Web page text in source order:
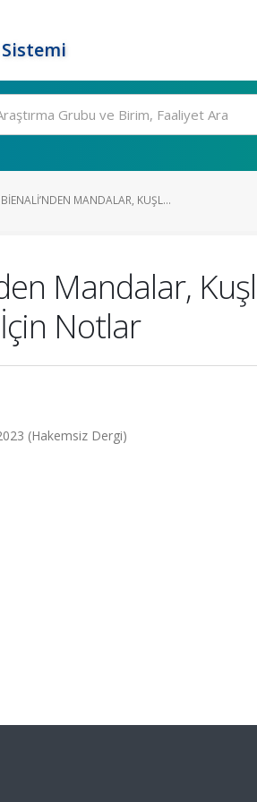
MANDALAR, KUŞL...
Mandalar,
Notlar
(Hakemsiz Dergi)